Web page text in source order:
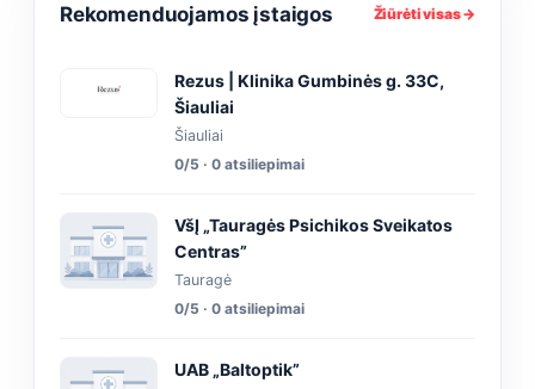
Rekomenduojamos įstaigos Žiūrėti visas →
Rezus | Klinika Gumbinės g. 33C,
Šiauliai
Šiauliai
0/5 · 0 atsiliepimai
VšĮ „Tauragės Psichikos Sveikatos
Centras”
Tauragė
0/5 · 0 atsiliepimai
UAB „Baltoptik”